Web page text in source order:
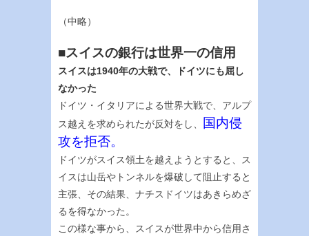
（中略）
■スイスの銀行は世界一の信用
スイスは1940年の大戦で、ドイツにも屈し
なかった
ドイツ・イタリアによる世界大戦で、アルプ
ス越えを求められたが反対をし、
国内侵
攻を拒否。
ドイツがスイス領土を越えようとすると、ス
イスは山岳やトンネルを爆破して阻止すると
主張、その結果、ナチスドイツはあきらめざ
るを得なかった。
この様な事から、スイスが世界中から信用さ